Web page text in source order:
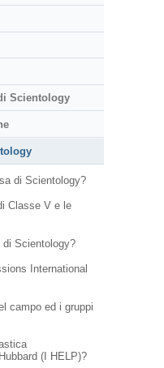
Scientology
di Scientology?
Classe V e le
Scientology?
International
campo ed i gruppi
(I HELP)?